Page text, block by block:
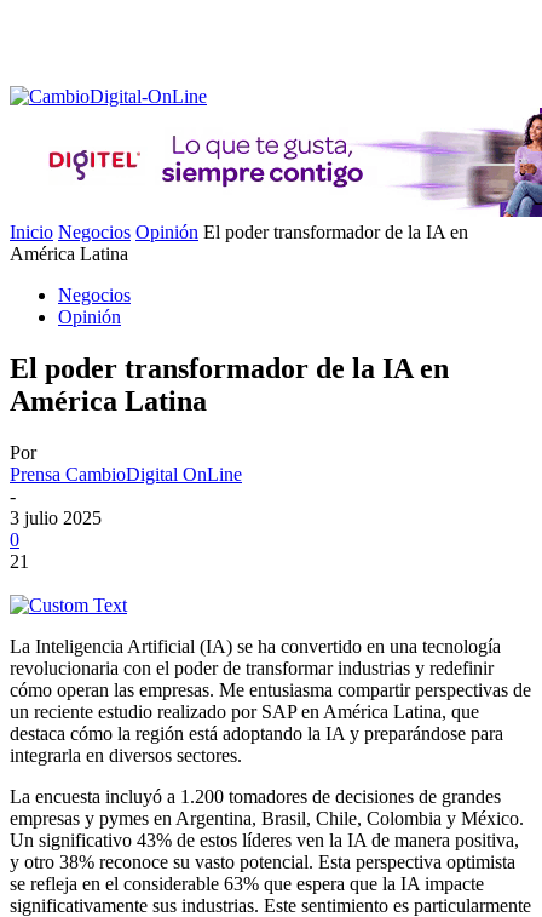
Inicio Negocios Opinión El poder transformador de la IA en
América Latina
Negocios
Opinión
El poder transformador de la IA en
América Latina
Por
Prensa CambioDigital OnLine
-
3 julio 2025
0
21
La Inteligencia Artificial (IA) se ha convertido en una tecnología
revolucionaria con el poder de transformar industrias y redefinir
cómo operan las empresas. Me entusiasma compartir perspectivas de
un reciente estudio realizado por SAP en América Latina, que
destaca cómo la región está adoptando la IA y preparándose para
integrarla en diversos sectores.
La encuesta incluyó a 1.200 tomadores de decisiones de grandes
empresas y pymes en Argentina, Brasil, Chile, Colombia y México.
Un significativo 43% de estos líderes ven la IA de manera positiva,
y otro 38% reconoce su vasto potencial. Esta perspectiva optimista
se refleja en el considerable 63% que espera que la IA impacte
significativamente sus industrias. Este sentimiento es particularmente